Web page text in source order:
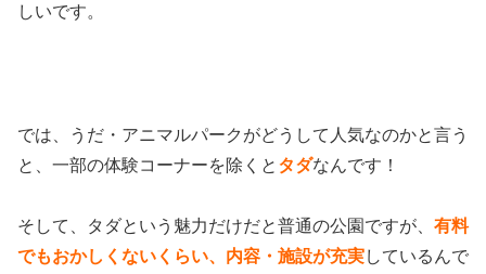
しいです。
では、うだ・アニマルパークがどうして人気なのかと言う
と、一部の体験コーナーを除くと タダなんです！
そして、タダという魅力だけだと普通の公園ですが、 有料
でもおかしくないくらい、内容・施設が充実しているんで